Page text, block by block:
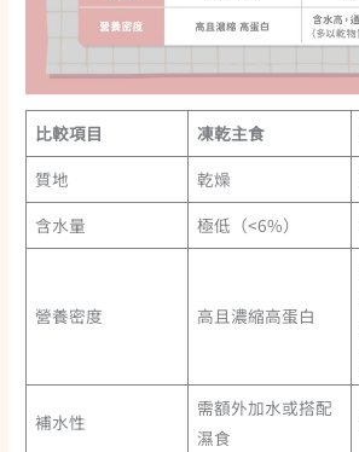
比較項目 凍乾主食
質地
乾燥
含水量
極低（<6%）
營養密度 高且濃縮高蛋白
補水性
需額外加水或搭配
濕食